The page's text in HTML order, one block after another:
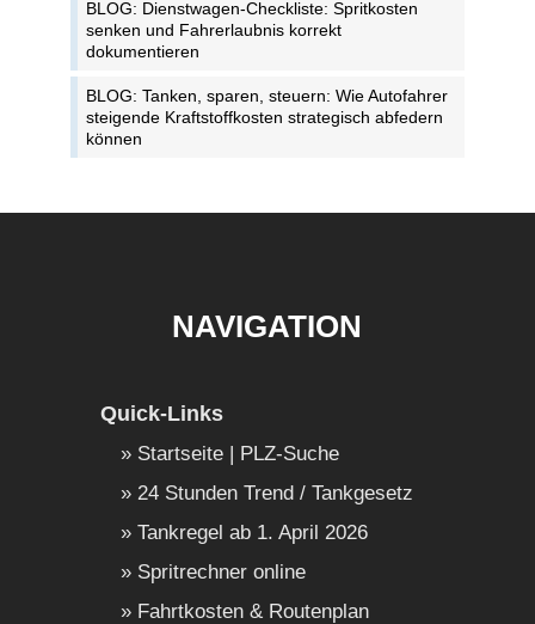
BLOG: Dienstwagen-Checkliste: Spritkosten
senken und Fahrerlaubnis korrekt
dokumentieren
BLOG: Tanken, sparen, steuern: Wie Autofahrer
steigende Kraftstoffkosten strategisch abfedern
können
NAVIGATION
Quick-Links
Startseite | PLZ-Suche
24 Stunden Trend / Tankgesetz
Tankregel ab 1. April 2026
Spritrechner online
Fahrtkosten & Routenplan